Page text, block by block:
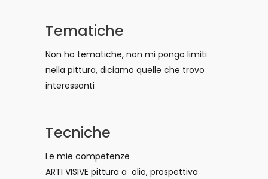
Tematiche
Non ho tematiche, non mi pongo limiti
nella pittura, diciamo quelle che trovo
interessanti
Tecniche
Le mie competenze
ARTI VISIVE pittura a olio, prospettiva